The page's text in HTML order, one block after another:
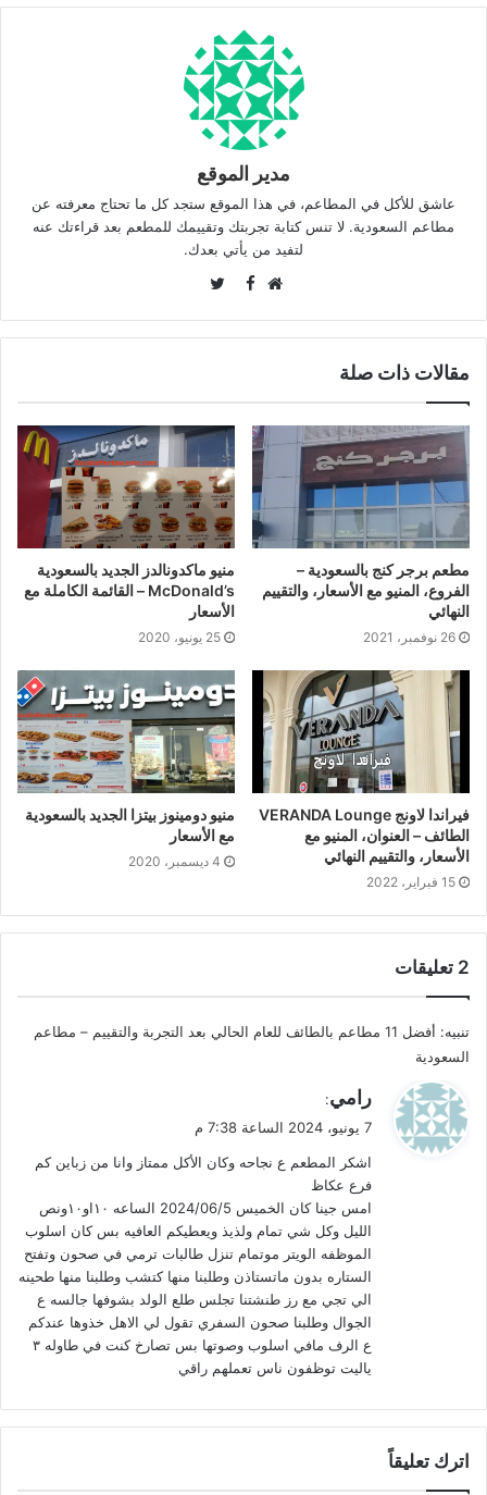
مدير الموقع
عاشق للأكل في المطاعم، في هذا الموقع ستجد كل ما تحتاج معرفته عن
مطاعم السعودية. لا تنس كتابة تجربتك وتقييمك للمطعم بعد قراءتك عنه
لتفيد من يأتي بعدك.
Facebook
مقالات ذات صلة
مطعم برجر كنج بالسعودية –
الفروع، المنيو مع الأسعار، والتقييم
النهائي
26 نوفمبر، 2021
منيو ماكدونالدز الجديد بالسعودية
McDonald’s – القائمة الكاملة مع
الأسعار
25 يونيو، 2020
فيراندا لاونج VERANDA Lounge
الطائف – العنوان، المنيو مع
الأسعار، والتقييم النهائي
15 فبراير، 2022
منيو دومينوز بيتزا الجديد بالسعودية
مع الأسعار
4 ديسمبر، 2020
‫2 تعليقات
تنبيه:
أفضل 11 مطاعم بالطائف للعام الحالي بعد التجربة والتقييم – مطاعم
السعودية
ل
رامي:
7 يونيو، 2024 الساعة 7:38 م
اشكر المطعم ع نجاحه وكان الأكل ممتاز وانا من زباين كم
فرع عكاظ
امس جينا كان الخميس 2024/06/5 الساعه ١٠او١٠ونص
الليل وكل شي تمام ولذيذ ويعطيكم العافيه بس كان اسلوب
الموظفه الويتر موتمام تنزل طالبات ترمي في صحون وتفتح
الستاره بدون ماتستاذن وطلبنا منها كتشب وطلبنا منها طحينه
الي تجي مع رز طنشتنا تجلس طلع الولد بشوفها جالسه ع
الجوال وطلبنا صحون السفري تقول لي الاهل خذوها عندكم
ع الرف مافي اسلوب وصوتها بس تصارخ كنت في طاوله ٣
ياليت توظفون ناس تعملهم راقي
اترك تعليقاً